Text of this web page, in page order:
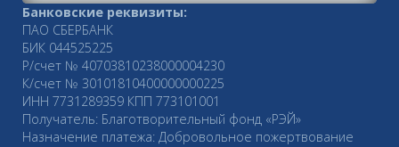
Банковские реквизиты:
ПАО СБЕРБАНК
БИК 044525225
Р/счет № 40703810238000004230
К/счет № 30101810400000000225
ИНН 7731289359 КПП 773101001
Получатель: Благотворительный фонд «РЭЙ»
Назначение платежа: Добровольное пожертвование